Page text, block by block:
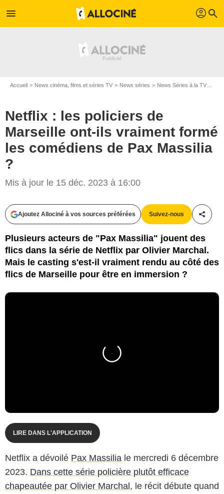
menu profil search
Accueil News cinéma, films et séries TV News séries News Séries à la TV
Netflix : les policiers de
Marseille ont-ils vraiment formé
les comédiens de Pax Massilia
?
Mis à jour le 15 déc. 2023 à 16:00
Ajoutez Allociné à vos sources préférées Suivez-nous
Plusieurs acteurs de "Pax Massilia" jouent des
flics dans la série de Netflix par Olivier Marchal.
Mais le casting s'est-il vraiment rendu au côté des
flics de Marseille pour être en immersion ?
LIRE DANS L'APPLICATION
Netflix a dévoilé Pax Massilia le mercredi 6 décembre
2023. Dans cette série policière plutôt efficace
chapeautée par Olivier Marchal, le récit débute quand